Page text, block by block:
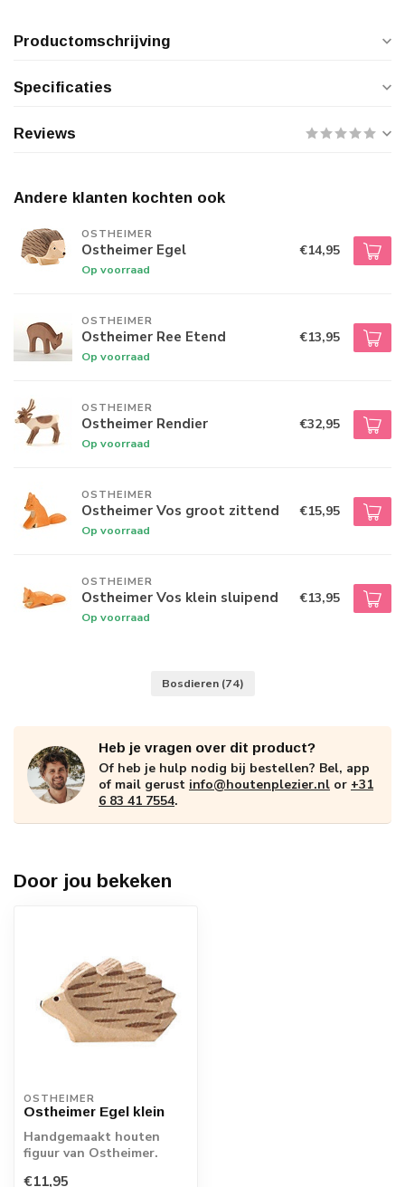
Productomschrijving
Specificaties
Reviews
Andere klanten kochten ook
OSTHEIMER
Ostheimer Egel
Op voorraad
€14,95
OSTHEIMER
Ostheimer Ree Etend
Op voorraad
€13,95
OSTHEIMER
Ostheimer Rendier
Op voorraad
€32,95
OSTHEIMER
Ostheimer Vos groot zittend
Op voorraad
€15,95
OSTHEIMER
Ostheimer Vos klein sluipend
Op voorraad
€13,95
Bosdieren (74)
Heb je vragen over dit product?
Of heb je hulp nodig bij bestellen? Bel, app
of mail gerust info@houtenplezier.nl or +31
6 83 41 7554.
Door jou bekeken
OSTHEIMER
Ostheimer Egel klein
Handgemaakt houten
figuur van Ostheimer.
€11,95